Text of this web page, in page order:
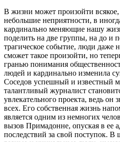
В жизни может произойти
небольшие неприятности, в
кардинально меняющие нашу
поделить на две группы, на до и
трагическое событие, люди даже
сможет такое произойти, но
гранью понимания
людей и кардинально изменила
Соседов успешный и известный
талантливый журналист
увлекательного проекта, ведь он
всех. Его собственная жизнь
является одним из немногих
вызов Примадонне, опуская в ее
последствий за свой поступок.